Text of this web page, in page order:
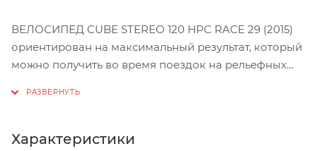
ВЕЛОСИПЕД CUBE STEREO 120 HPC RACE 29 (2015)
ориентирован на максимальный результат, который
можно получить во время поездок на рельефных
маневренности и отзывчивости на все действия
Характеристики